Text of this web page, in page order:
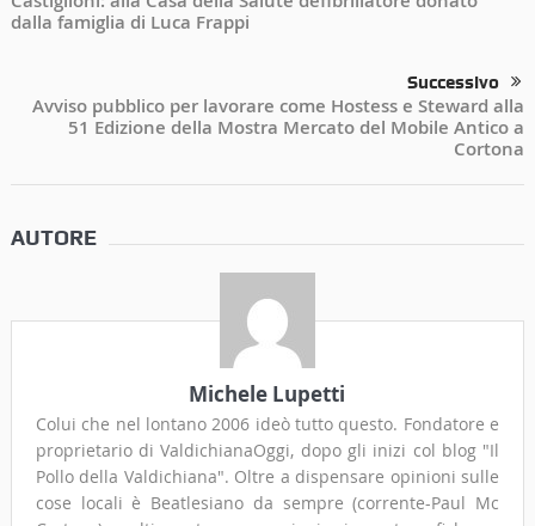
dalla famiglia di Luca Frappi
Successivo
Avviso pubblico per lavorare come Hostess e Steward alla
51 Edizione della Mostra Mercato del Mobile Antico a
Cortona
AUTORE
Michele Lupetti
Colui che nel lontano 2006 ideò tutto questo. Fondatore e
proprietario di ValdichianaOggi, dopo gli inizi col blog "Il
Pollo della Valdichiana". Oltre a dispensare opinioni sulle
cose locali è Beatlesiano da sempre (corrente-Paul Mc